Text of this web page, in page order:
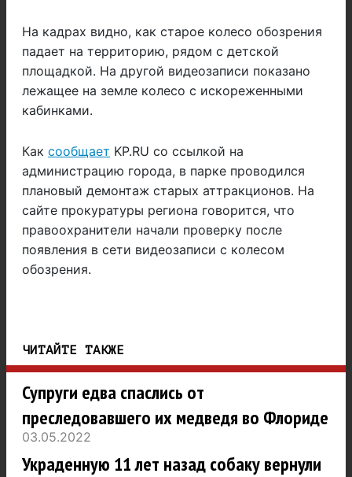
На кадрах видно, как старое колесо обозрения
падает на территорию, рядом с детской
площадкой. На другой видеозаписи показано
лежащее на земле колесо с искореженными
кабинками.
Как сообщает KP.RU со ссылкой на
администрацию города, в парке проводился
плановый демонтаж старых аттракционов. На
сайте прокуратуры региона говорится, что
правоохранители начали проверку после
появления в сети видеозаписи с колесом
обозрения.
ЧИТАЙТЕ ТАКЖЕ
Супруги едва спаслись от
преследовавшего их медведя во Флориде
03.05.2022
Украденную 11 лет назад собаку вернули